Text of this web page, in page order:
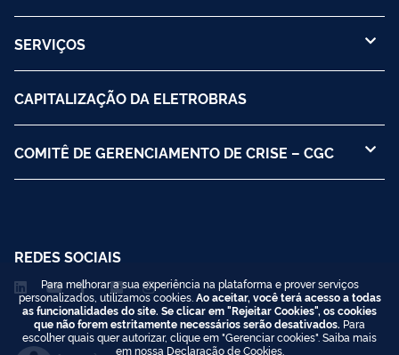
SERVIÇOS
CAPITALIZAÇÃO DA ELETROBRAS
COMITÊ DE GERENCIAMENTO DE CRISE – CGC
REDES SOCIAIS
Para melhorar a sua experiência na plataforma e prover serviços
personalizados, utilizamos cookies. Ao aceitar, você terá acesso a todas
as funcionalidades do site. Se clicar em "Rejeitar Cookies", os cookies
que não forem estritamente necessários serão desativados. Para
escolher quais quer autorizar, clique em "Gerenciar cookies". Saiba mais
em nossa Declaração de Cookies.